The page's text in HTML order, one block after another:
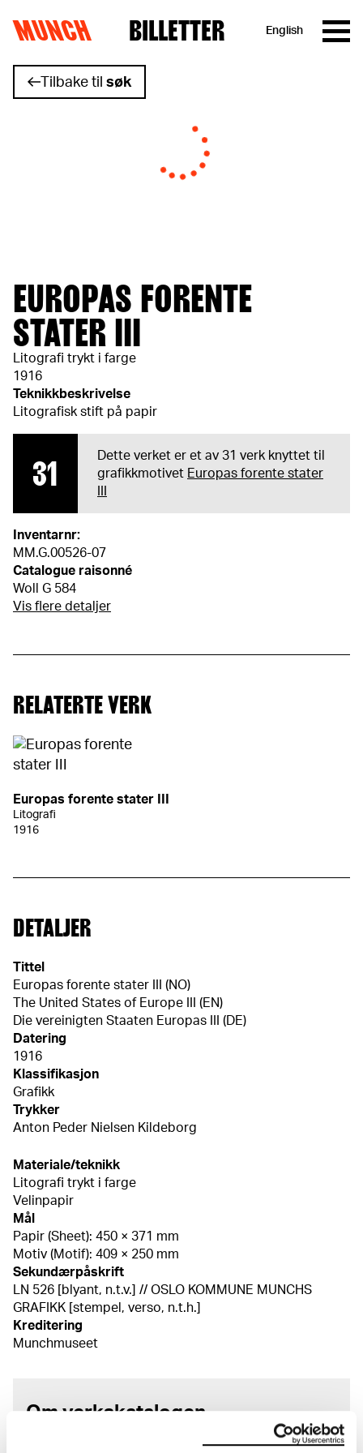
Hopp til innhold
MUNCH BILLETTER English
Tilbake til søk
EUROPAS FORENTE
STATER III
Litografi trykt i farge
1916
Teknikkbeskrivelse
Litografisk stift på papir
31
Dette verket er et av 31 verk knyttet til
grafikkmotivet Europas forente stater
Inventarnr:
MM.G.00526-07
Catalogue raisonné
Woll G 584
Vis flere detaljer
RELATERTE VERK
Europas forente stater III
Litografi
1916
DETALJER
Tittel
Europas forente stater III (NO)
The United States of Europe III (EN)
Die vereinigten Staaten Europas III (DE)
Datering
1916
Klassifikasjon
Grafikk
Trykker
Anton Peder Nielsen Kildeborg
Materiale/teknikk
Litografi trykt i farge
Velinpapir
Mål
Papir (Sheet): 450 × 371 mm
Motiv (Motif): 409 × 250 mm
Sekundærpåskrift
LN 526 [blyant, n.t.v.] // OSLO KOMMUNE MUNCHS
GRAFIKK [stempel, verso, n.t.h.]
Kreditering
Munchmuseet
Om verkskatalogen